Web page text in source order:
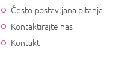
Često postavljana pitanja
Kontaktirajte nas
Kontakt